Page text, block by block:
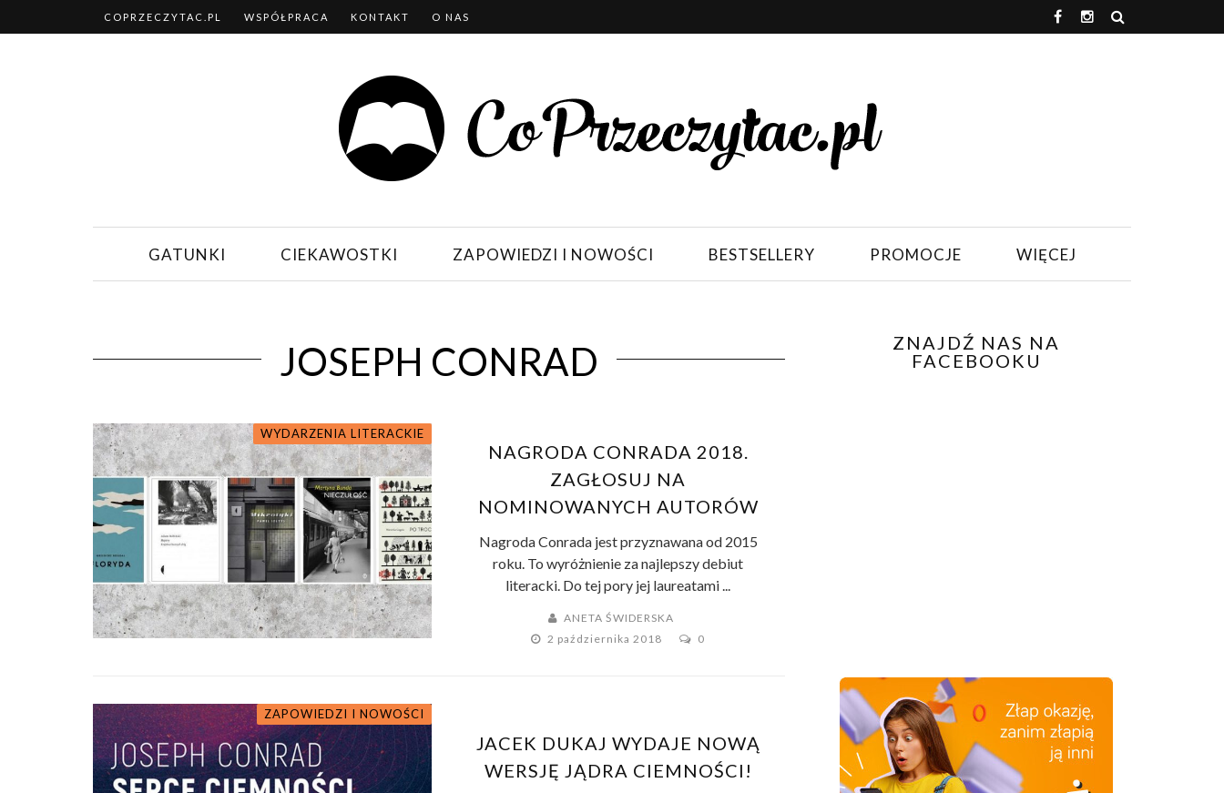
COPRZECZYTAC.PL WSPÓŁPRACA KONTAKT O NAS
GATUNKI CIEKAWOSTKI ZAPOWIEDZI I NOWOŚCI BESTSELLERY PROMOCJE WIĘCEJ
JOSEPH CONRAD
WYDARZENIA LITERACKIE
NAGRODA CONRADA 2018.
ZAGŁOSUJ NA
NOMINOWANYCH AUTORÓW
Nagroda Conrada jest przyznawana od 2015
roku. To wyróżnienie za najlepszy debiut
literacki. Do tej pory jej laureatami ...
ANETA ŚWIDERSKA
2 października 2018
0
ZAPOWIEDZI I NOWOŚCI
JACEK DUKAJ WYDAJE NOWĄ
WERSJĘ JĄDRA CIEMNOŚCI!
ZNAJDŹ NAS NA
FACEBOOKU